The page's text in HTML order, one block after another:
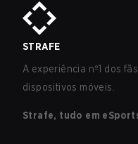
STRAFE
A experiência nº1 dos
dispositivos móveis.
Strafe, tudo em